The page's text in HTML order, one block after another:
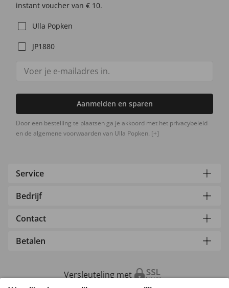
instant voucher van € 10.
Ulla Popken
JP1880
Aanmelden en sparen
Door een bestelling te plaatsen ga je akkoord met het privacybeleid
en de algemene voorwaarden van Ulla Popken. [+]
Service
Bedrijf
Contact
Betalen
Versleuteling met